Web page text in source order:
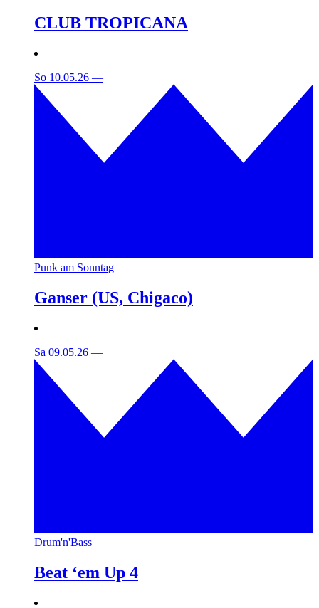
CLUB TROPICANA
So 10.05.26 —
Punk am Sonntag
Ganser (US, Chigaco)
Sa 09.05.26 —
Drum'n'Bass
Beat ‘em Up 4